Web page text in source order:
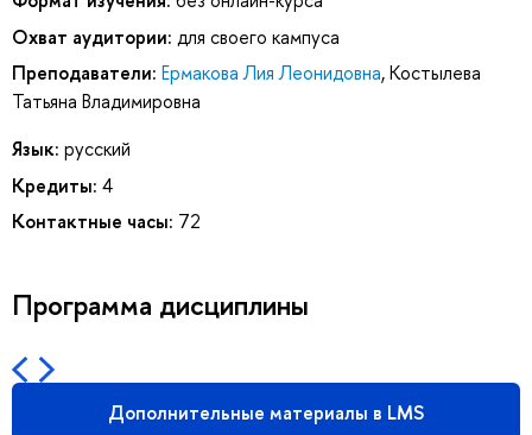
Охват аудитории: для своего кампуса
Преподаватели: Ермакова Лия Леонидовна,Костылева
Татьяна Владимировна
Язык: русский
Кредиты: 4
Контактные часы: 72
Программа дисциплины
Дополнительные материалы в LMS